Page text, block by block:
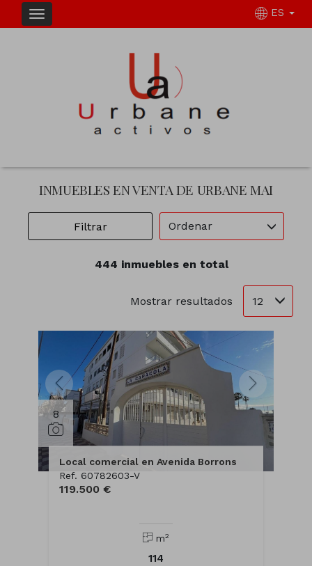
ES
INMUEBLES EN VENTA DE URBANE MAI
Filtrar Ordenar
444 inmuebles en total
Mostrar resultados 12
8
Local comercial en Avenida Borrons
Ref. 60782603-V
119.500 €
m2
114